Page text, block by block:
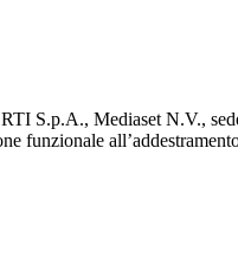
S.p.A., Mediaset N.V.,
funzionale